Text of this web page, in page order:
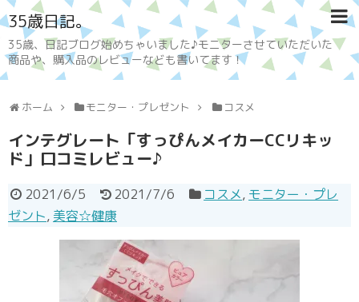
35歳日記。
35歳、日記ブログ始めちゃいました♪モニターさせていただいた
商品や、購入品のレビューなども書いてます！
ホーム モニター・プレゼント コスメ
インテグレート「すっぴんメイカーCCリキッ
ド」口コミレビュー♪
2021/6/5 2021/7/6 コスメ, モニター・プレ
ゼント, 美容☆健康